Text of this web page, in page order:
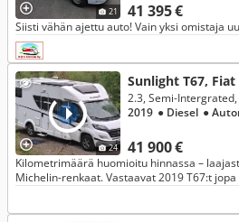
21 41 395 €
Siisti vähän ajettu auto! Vain yksi omistaja
24
Sunlight T67, Fiat
41 900 €
2.3, Semi-
2019 ● Diesel ●
Kilometrimäärä huomioitu hinnassa –
Michelin-renkaat. Vastaavat 2019 T67:t